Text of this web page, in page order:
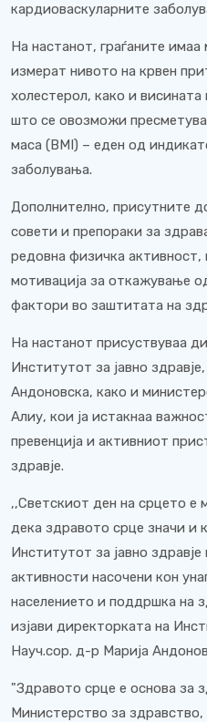
кардиоваскуларните
На настанот, граѓаните
измерaт нивото на крвен
холестерол, како и
што се овозможи
маса (BMI) – еден од
заболувања.
Дополнително, присутните
совети и препораки за
редовна физичка
мотивација за откажување
фактори во заштитата на
На настанот присуствуваа
Институтот за јавно
Андоновска, како и
Алиу, кои ја истакнаа
превенција и активниот
здравје.
,,Светскиот ден на срцето е
дека здравото срце значи и
Институтот за јавно
активности насочени кон
населението и поддршка на
изјави директорката на
Науч.сор. д-р Марија
"Здравото срце е основа за
Министерство за